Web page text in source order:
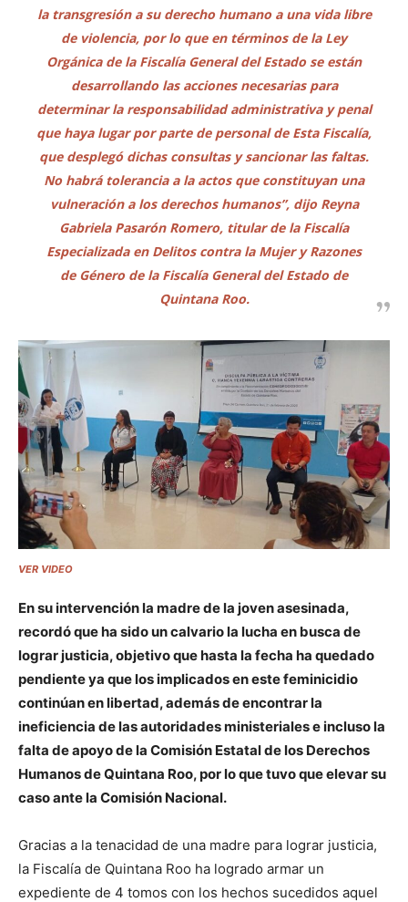
la transgresión a su derecho humano a una vida libre
de violencia, por lo que en términos de la Ley
Orgánica de la Fiscalía General del Estado se están
desarrollando las acciones necesarias para
determinar la responsabilidad administrativa y penal
que haya lugar por parte de personal de Esta Fiscalía,
que desplegó dichas consultas y sancionar las faltas.
No habrá tolerancia a la actos que constituyan una
vulneración a los derechos humanos”, dijo Reyna
Gabriela Pasarón Romero, titular de la Fiscalía
Especializada en Delitos contra la Mujer y Razones
de Género de la Fiscalía General del Estado de
Quintana Roo.
VER VIDEO
En su intervención la madre de la joven asesinada,
recordó que ha sido un calvario la lucha en busca de
lograr justicia, objetivo que hasta la fecha ha quedado
pendiente ya que los implicados en este feminicidio
continúan en libertad, además de encontrar la
ineficiencia de las autoridades ministeriales e incluso la
falta de apoyo de la Comisión Estatal de los Derechos
Humanos de Quintana Roo, por lo que tuvo que elevar su
caso ante la Comisión Nacional.
Gracias a la tenacidad de una madre para lograr justicia,
la Fiscalía de Quintana Roo ha logrado armar un
expediente de 4 tomos con los hechos sucedidos aquel